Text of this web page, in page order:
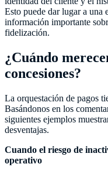
Esto puede dar lugar a una
información importante
fidelización.
¿Cuándo
concesiones?
La orquestación de pagos
Basándonos en los
siguientes ejemplos
desventajas.
Cuando el riesgo de
operativo